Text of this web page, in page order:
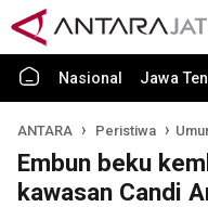
Nasional Jawa
ANTARA Peristiwa
Embun beku
kawasan Candi